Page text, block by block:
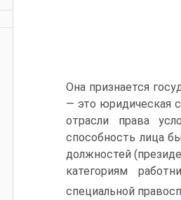
Она признается
— это юридическая
отрасли права
способность лица
должностей
категориям
специальной